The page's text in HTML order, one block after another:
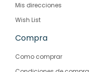
Mis direcciones
Wish List
Compra
Como comprar